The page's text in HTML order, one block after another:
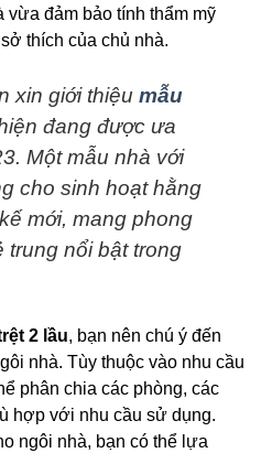
vừa đảm bảo tính thẩm mỹ
thích của chủ nhà.
xin giới thiệu mẫu
đang được ưa
Một mẫu nhà với
cho sinh hoạt hằng
mới, mang phong
trung nổi bật trong
2 lầu, bạn nên chú ý đến
nhà. Tùy thuộc vào nhu cầu
phân chia các phòng, các
hợp với nhu cầu sử dụng.
ngôi nhà, bạn có thể lựa